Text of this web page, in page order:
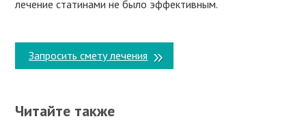
лечение статинами не было эффективным.
Запросить смету лечения
Читайте также